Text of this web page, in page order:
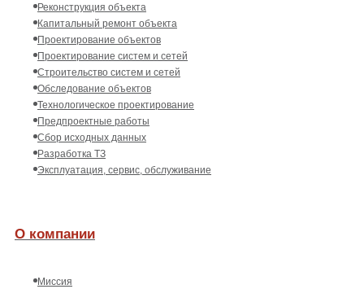
Реконструкция объекта
Капитальный ремонт объекта
Проектирование объектов
Проектирование систем и сетей
Строительство систем и сетей
Обследование объектов
Технологическое проектирование
Предпроектные работы
Сбор исходных данных
Разработка ТЗ
Эксплуатация, сервис, обслуживание
О компании
Миссия